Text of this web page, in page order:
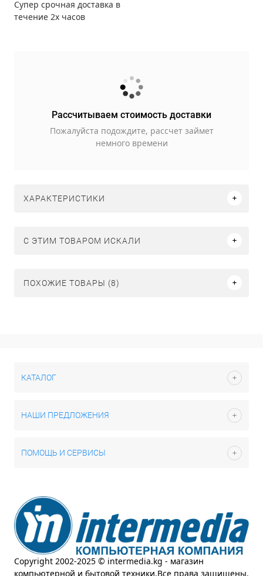
Супер срочная доставка в
течение 2х часов
Рассчитываем стоимость доставки
Пожалуйста подождите, рассчет займет
немного времени
ХАРАКТЕРИСТИКИ
C ЭТИМ ТОВАРОМ ИСКАЛИ
ПОХОЖИЕ ТОВАРЫ (8)
КАТАЛОГ
НАШИ ПРЕДЛОЖЕНИЯ
ПОМОЩЬ И СЕРВИСЫ
Copyright 2002-2025 © intermedia.kg - магазин
компьютерной и бытовой техники.Все права защищены.